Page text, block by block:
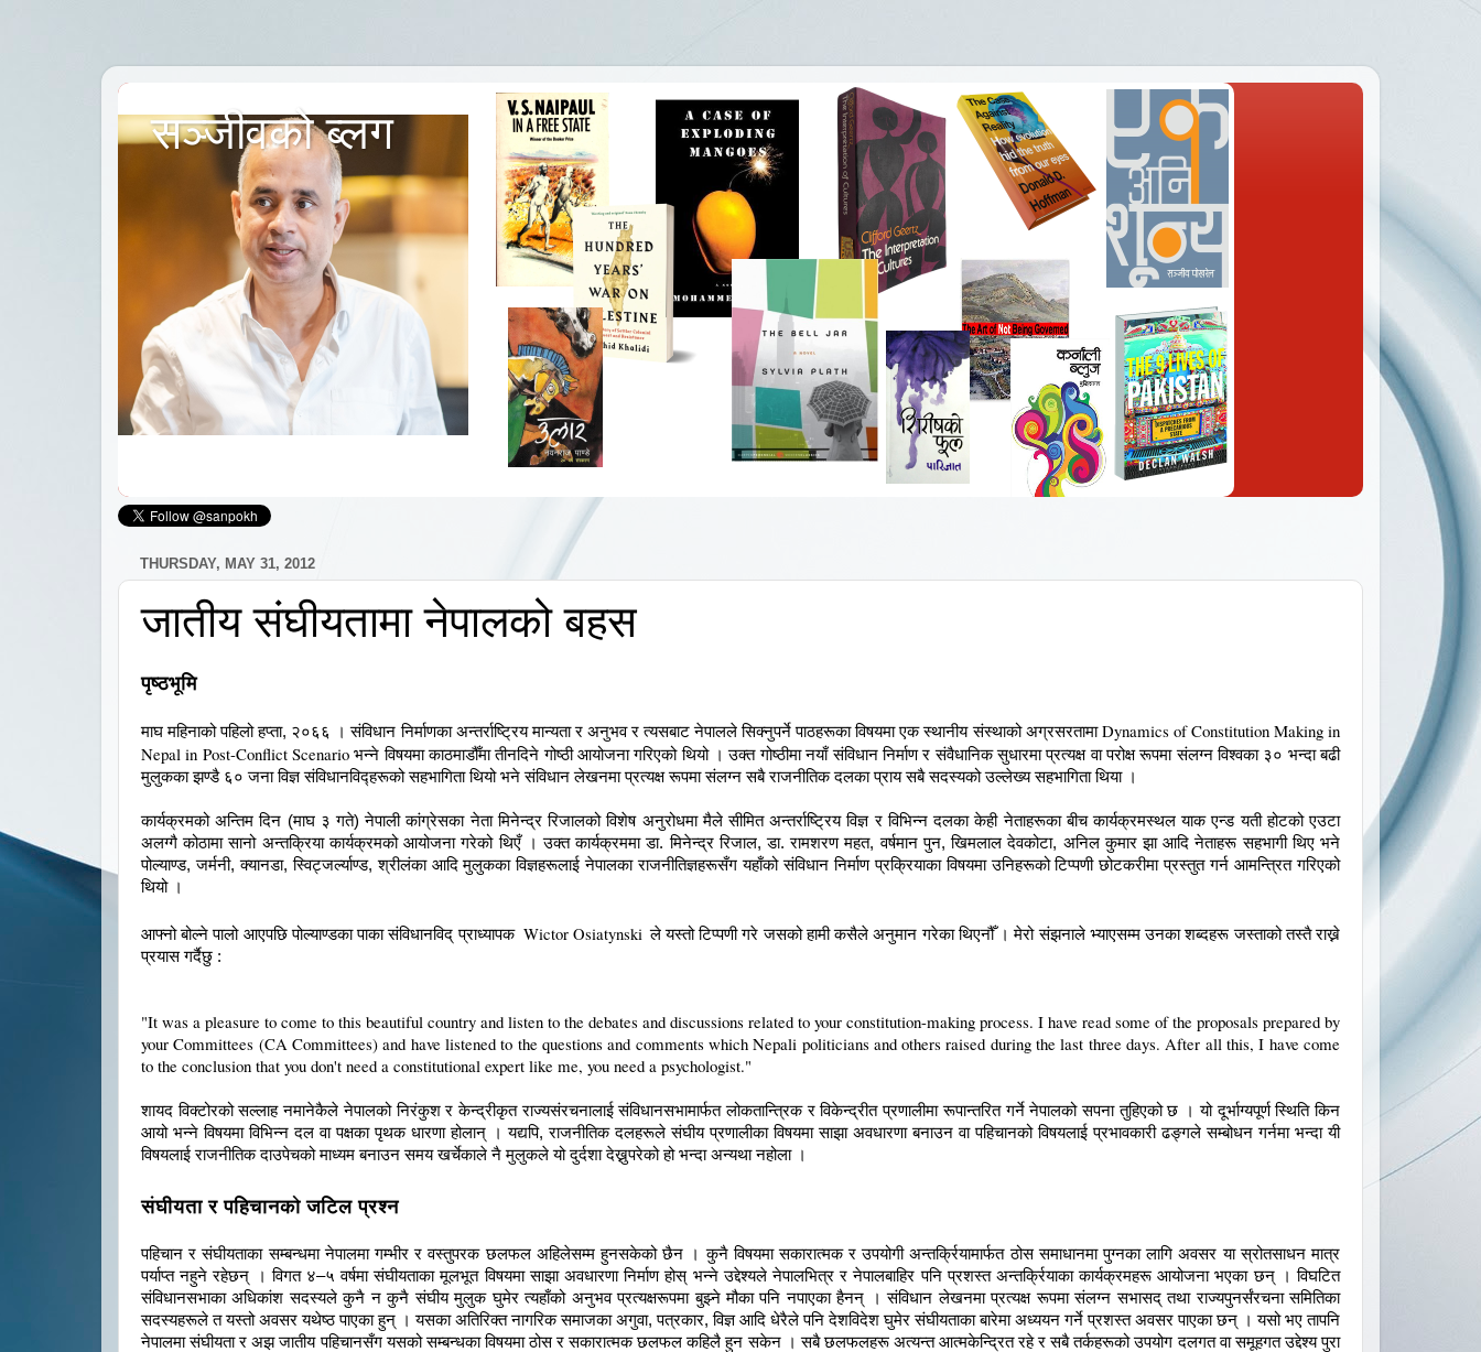
सञ्जीवको ब्लग
THURSDAY, MAY 31, 2012
जातीय संघीयतामा नेपालको बहस
पृष्ठभूमि
माघ महिनाको पहिलो हप्ता, २०६६ । संविधान निर्माणका अन्तर्राष्ट्रिय मान्यता र अनुभव र त्यसबाट नेपालले सिक्नुपर्ने पाठहरूका विषयमा एक स्थानीय संस्थाको अग्रसरतामाDynamics of Constitution Making in
Nepal in Post-Conflict Scenario भन्ने विषयमा काठमाडौँमा तीनदिने गोष्ठी आयोजना गरिएको थियो । उक्त गोष्ठीमा नयाँ संविधान निर्माण र संवैधानिक सुधारमा प्रत्यक्ष वा परोक्ष रूपमा संलग्न विश्वका ३० भन्दा बढी
मुलुकका झण्डै ६० जना विज्ञ संविधानविद्हरूको सहभागिता थियो भने संविधान लेखनमा प्रत्यक्ष रूपमा संलग्न सबै राजनीतिक दलका प्राय सबै सदस्यको उल्लेख्य सहभागिता थिया ।
कार्यक्रमको अन्तिम दिन (माघ ३ गते) नेपाली कांग्रेसका नेता मिनेन्द्र रिजालको विशेष अनुरोधमा मैले सीमित अन्तर्राष्ट्रिय विज्ञ र विभिन्न दलका केही नेताहरूका बीच कार्यक्रमस्थल याक एन्ड यती होटको एउटा
अलग्गै कोठामा सानो अन्तक्रिया कार्यक्रमको आयोजना गरेको थिएँ । उक्त कार्यक्रममा डा. मिनेन्द्र रिजाल, डा. रामशरण महत, वर्षमान पुन, खिमलाल देवकोटा, अनिल कुमार झा आदि नेताहरू सहभागी थिए भने
पोल्याण्ड, जर्मनी, क्यानडा, स्विट्जर्ल्याण्ड, श्रीलंका आदि मुलुकका विज्ञहरूलाई नेपालका राजनीतिज्ञहरूसँग यहाँको संविधान निर्माण प्रक्रियाका विषयमा उनिहरूको टिप्पणी छोटकरीमा प्रस्तुत गर्न आमन्त्रित गरिएको
थियो ।
आफ्नो बोल्ने पालो आएपछि पोल्याण्डका पाका संविधानविद् प्राध्यापकWictor Osiatynski ले यस्तो टिप्पणी गरे जसको हामी कसैले अनुमान गरेका थिएनौँ । मेरो संझनाले भ्याएसम्म उनका शब्दहरू जस्ताको तस्तै राख्ने
प्रयास गर्दैछु :
"It was a pleasure to come to this beautiful country and listen to the debates and discussions related to your constitution-making process. I have read some of the proposals prepared by
your Committees (CA Committees) and have listened to the questions and comments which Nepali politicians and others raised during the last three days. After all this, I have come
to the conclusion that you don't need a constitutional expert like me, you need a psychologist."
शायद विक्टोरको सल्लाह नमानेकैले नेपालको निरंकुश र केन्द्रीकृत राज्यसंरचनालाई संविधानसभामार्फत लोकतान्त्रिक र विकेन्द्रीत प्रणालीमा रूपान्तरित गर्ने नेपालको सपना तुहिएको छ । यो दूर्भाग्यपूर्ण स्थिति किन
आयो भन्ने विषयमा विभिन्न दल वा पक्षका पृथक धारणा होलान् । यद्यपि, राजनीतिक दलहरूले संघीय प्रणालीका विषयमा साझा अवधारणा बनाउन वा पहिचानको विषयलाई प्रभावकारी ढङ्गले सम्बोधन गर्नमा भन्दा यी
विषयलाई राजनीतिक दाउपेचको माध्यम बनाउन समय खर्चेकाले नै मुलुकले यो दुर्दशा देख्नुपरेको हो भन्दा अन्यथा नहोला ।
संघीयता र पहिचानको जटिल प्रश्न
पहिचान र संघीयताका सम्बन्धमा नेपालमा गम्भीर र वस्तुपरक छलफल अहिलेसम्म हुनसकेको छैन । कुनै विषयमा सकारात्मक र उपयोगी अन्तर्क्रियामार्फत ठोस समाधानमा पुग्नका लागि अवसर या स्रोतसाधन मात्र
पर्याप्त नहुने रहेछन् । विगत ४–५ वर्षमा संघीयताका मूलभूत विषयमा साझा अवधारणा निर्माण होस् भन्ने उद्देश्यले नेपालभित्र र नेपालबाहिर पनि प्रशस्त अन्तर्क्रियाका कार्यक्रमहरू आयोजना भएका छन् । विघटित
संविधानसभाका अधिकांश सदस्यले कुनै न कुनै संघीय मुलुक घुमेर त्यहाँको अनुभव प्रत्यक्षरूपमा बुझ्ने मौका पनि नपाएका हैनन् । संविधान लेखनमा प्रत्यक्ष रूपमा संलग्न सभासद् तथा राज्यपुनर्संरचना समितिका
सदस्यहरूले त यस्तो अवसर यथेष्ठ पाएका हुन् । यसका अतिरिक्त नागरिक समाजका अगुवा, पत्रकार, विज्ञ आदि धेरैले पनि देशविदेश घुमेर संघीयताका बारेमा अध्ययन गर्ने प्रशस्त अवसर पाएका छन् । यसो भए तापनि
नेपालमा संघीयता र अझ जातीय पहिचानसँग यसको सम्बन्धका विषयमा ठोस र सकारात्मक छलफल कहिलै हुन सकेन । सबै छलफलहरू अत्यन्त आत्मकेन्द्रित रहे र सबै तर्कहरूको उपयोग दलगत वा समूहगत उद्देश्य पुरा